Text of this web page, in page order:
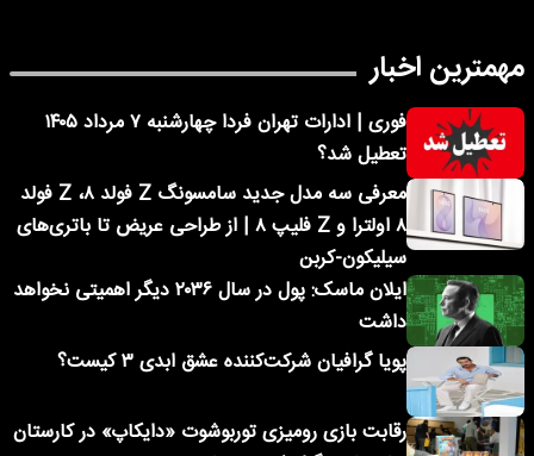
مهمترین اخبار
فوری | ادارات تهران فردا چهارشنبه ۷ مرداد ۱۴۰۵
تعطیل شد؟
معرفی سه مدل جدید سامسونگ Z فولد ۸، Z فولد
۸ اولترا و Z فلیپ ۸ | از طراحی عریض تا باتری‌های
سیلیکون-کربن
ایلان ماسک: پول در سال ۲۰۳۶ دیگر اهمیتی نخواهد
داشت
پویا گرافیان شرکت‌کننده عشق ابدی ۳ کیست؟
رقابت بازی رومیزی توربوشوت «دایکاپ» در کارستان